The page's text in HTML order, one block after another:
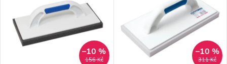
e
Abecedně
p
156 Kč
–10 %
311 Kč
–10 %